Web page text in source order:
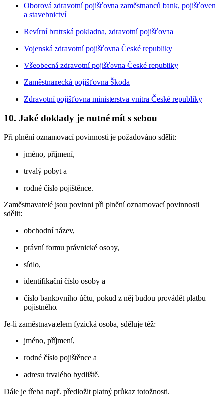
Oborová zdravotní pojišťovna zaměstnanců bank, pojišťoven
a stavebnictví
Revírní bratrská pokladna, zdravotní pojišťovna
Vojenská zdravotní pojišťovna České republiky
Všeobecná zdravotní pojišťovna České republiky
Zaměstnanecká pojišťovna Škoda
Zdravotní pojišťovna ministerstva vnitra České republiky
10. Jaké doklady je nutné mít s sebou
Při plnění oznamovací povinnosti je požadováno sdělit:
jméno, příjmení,
trvalý pobyt a
rodné číslo pojištěnce.
Zaměstnavatelé jsou povinni při plnění oznamovací povinnosti
sdělit:
obchodní název,
právní formu právnické osoby,
sídlo,
identifikační číslo osoby a
číslo bankovního účtu, pokud z něj budou provádět platbu
pojistného.
Je-li zaměstnavatelem fyzická osoba, sděluje též:
jméno, příjmení,
rodné číslo pojištěnce a
adresu trvalého bydliště.
Dále je třeba např. předložit platný průkaz totožnosti.